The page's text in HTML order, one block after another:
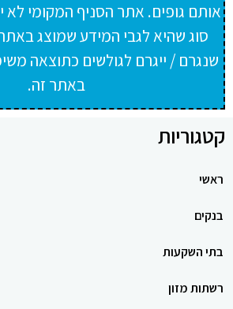
אותם גופים. אתר הסניף המקומי לא
סוג שהיא לגבי המידע שמוצג באתר
שנגרם / ייגרם לגולשים כתוצאה
באתר זה.
קטגוריות
ראשי
בנקים
בתי השקעות
רשתות מזון